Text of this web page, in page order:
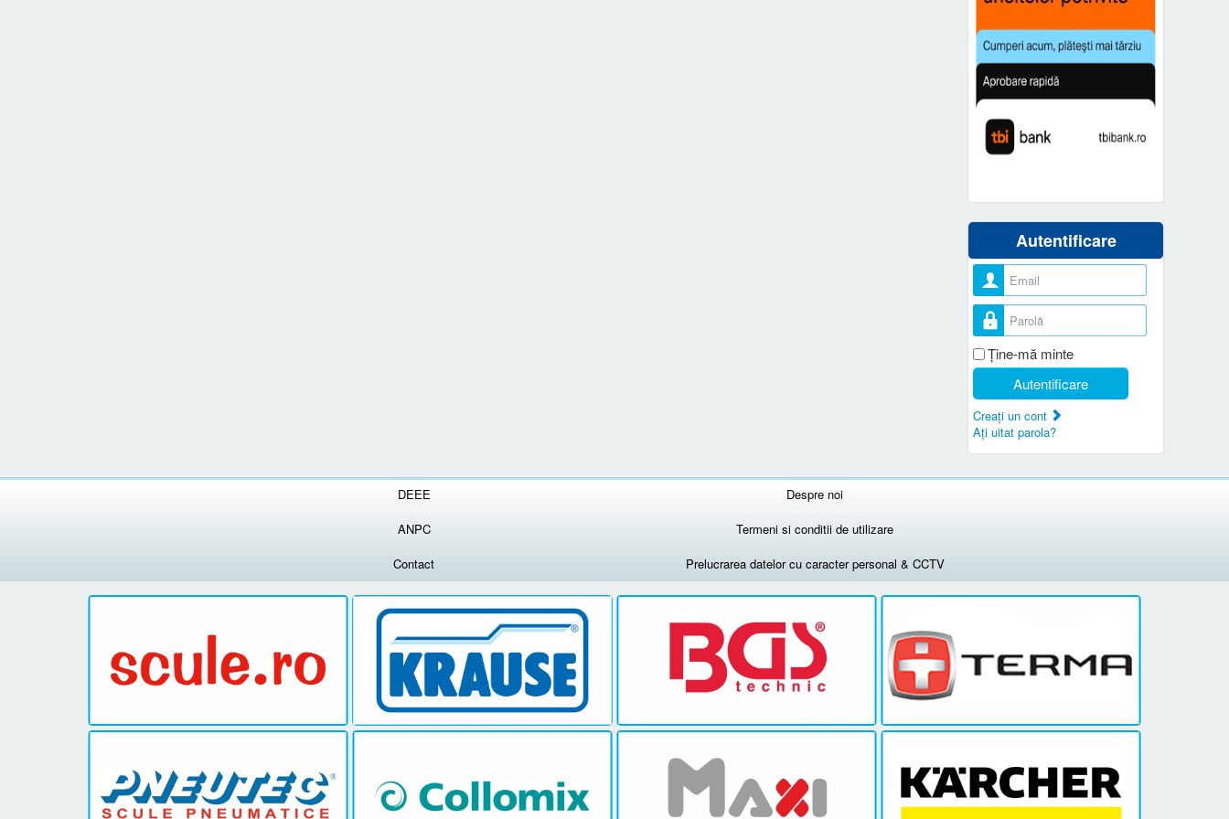
Autentificare
Nume utilizator
Parolă
Ţine-mă minte
Autentificare
Creaţi un cont
Aţi uitat parola?
DEEE
Despre noi
ANPC
Termeni si conditii de utilizare
Contact
Prelucrarea datelor cu caracter personal & CCTV